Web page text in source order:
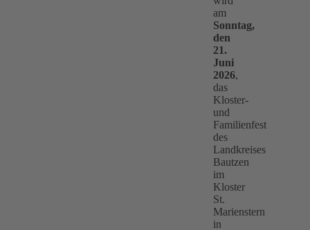
am
Sonntag,
den
21.
Juni
2026,
das
Kloster-
und
Familienfest
des
Landkreises
Bautzen
im
Kloster
St.
Marienstern
in